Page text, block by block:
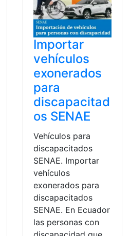
Importar
vehículos
exonerados
para
discapacitad
os SENAE
Vehículos para
discapacitados
SENAE. Importar
vehículos
exonerados para
discapacitados
SENAE. En Ecuador
las personas con